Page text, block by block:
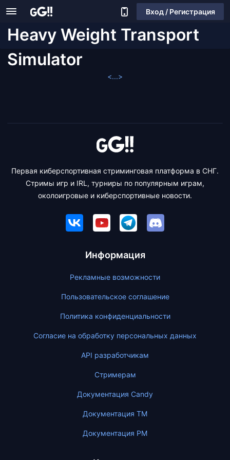
Вход / Регистрация
Heavy Weight Transport
Simulator
<...>
Первая киберспортивная стриминговая платформа в СНГ.
Стримы игр и IRL, турниры по популярным играм,
околоигровые и киберспортивные новости.
Информация
Рекламные возможности
Пользовательское соглашение
Политика конфиденциальности
Согласие на обработку персональных данных
API разработчикам
Стримерам
Документация Candy
Документация ТМ
Документация PM